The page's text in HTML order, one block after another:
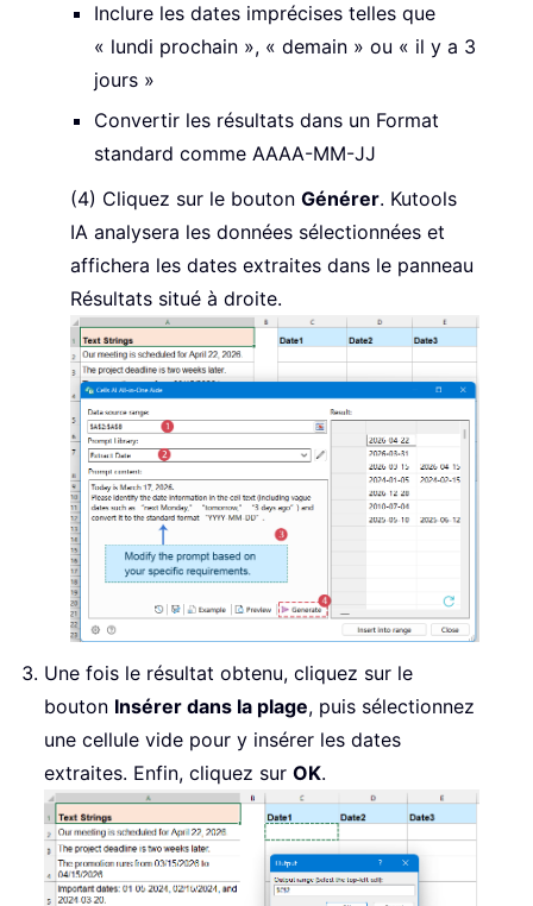
Inclure les dates imprécises telles que
« lundi prochain », « demain » ou « il y a 3
jours »
Convertir les résultats dans un Format
standard comme AAAA-MM-JJ
(4) Cliquez sur le bouton Générer. Kutools
IA analysera les données sélectionnées et
affichera les dates extraites dans le panneau
Résultats situé à droite.
Une fois le résultat obtenu, cliquez sur le
bouton Insérer dans la plage, puis sélectionnez
une cellule vide pour y insérer les dates
extraites. Enfin, cliquez sur OK.